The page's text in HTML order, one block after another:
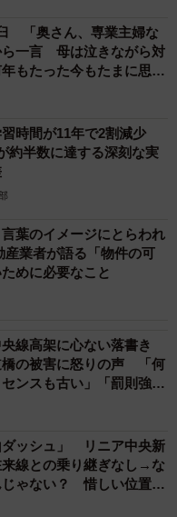
「奥さん、専業主婦な
ら一言 母は泣きながら対
もたった今もたまに思い
時間が11年で2割減少
約半数に達する深刻な実
言葉のイメージにとらわれ
産業者が語る「物件の可
めに必要なこと
線高架に心ない落書き
橋の被害に怒りの声 「何
ンスも古い」「罰則強化
ダッシュ」 リニア中央新
線との乗り継ぎなし→な
じゃない？ 惜しい位置関